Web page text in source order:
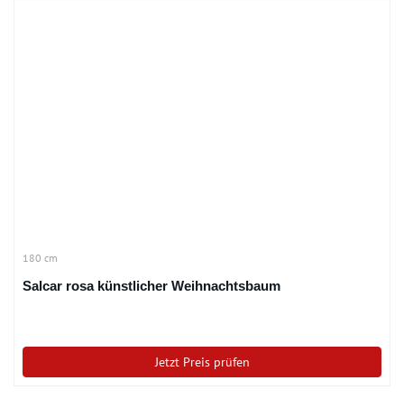
180 cm
Salcar rosa künstlicher Weihnachtsbaum
Jetzt Preis prüfen